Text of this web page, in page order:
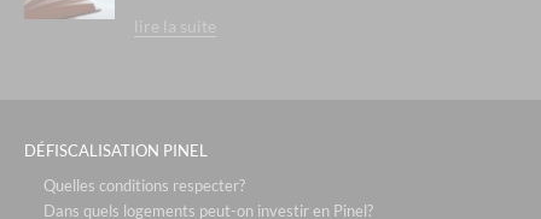
lire la suite
DÉFISCALISATION PINEL
Quelles conditions respecter?
Dans quels logements peut-on investir en Pinel?